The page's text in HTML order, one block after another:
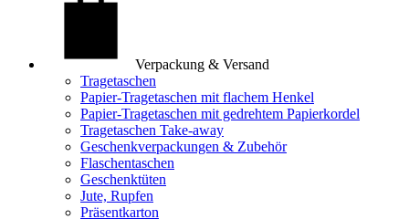
Verpackung & Versand
Tragetaschen
Papier-Tragetaschen mit flachem Henkel
Papier-Tragetaschen mit gedrehtem Papierkordel
Tragetaschen Take-away
Geschenkverpackungen & Zubehör
Flaschentaschen
Geschenktüten
Jute, Rupfen
Präsentkarton